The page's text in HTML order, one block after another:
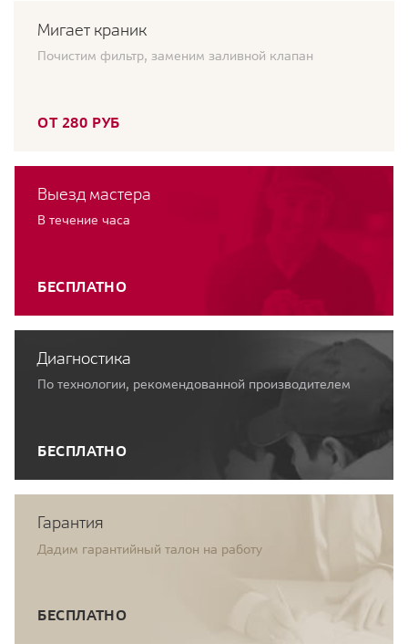
Мигает краник
Почистим фильтр, заменим заливной клапан
ОТ 280 РУБ
Выезд мастера
В течение часа
БЕСПЛАТНО
Диагностика
По технологии, рекомендованной производителем
БЕСПЛАТНО
Гарантия
Дадим гарантийный талон на работу
БЕСПЛАТНО